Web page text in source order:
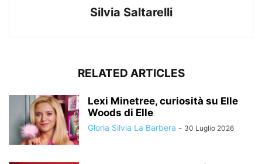
Silvia Saltarelli
RELATED ARTICLES
Lexi Minetree, curiosità su Elle
Woods di Elle
Gloria Silvia La Barbera - 30 Luglio 2026